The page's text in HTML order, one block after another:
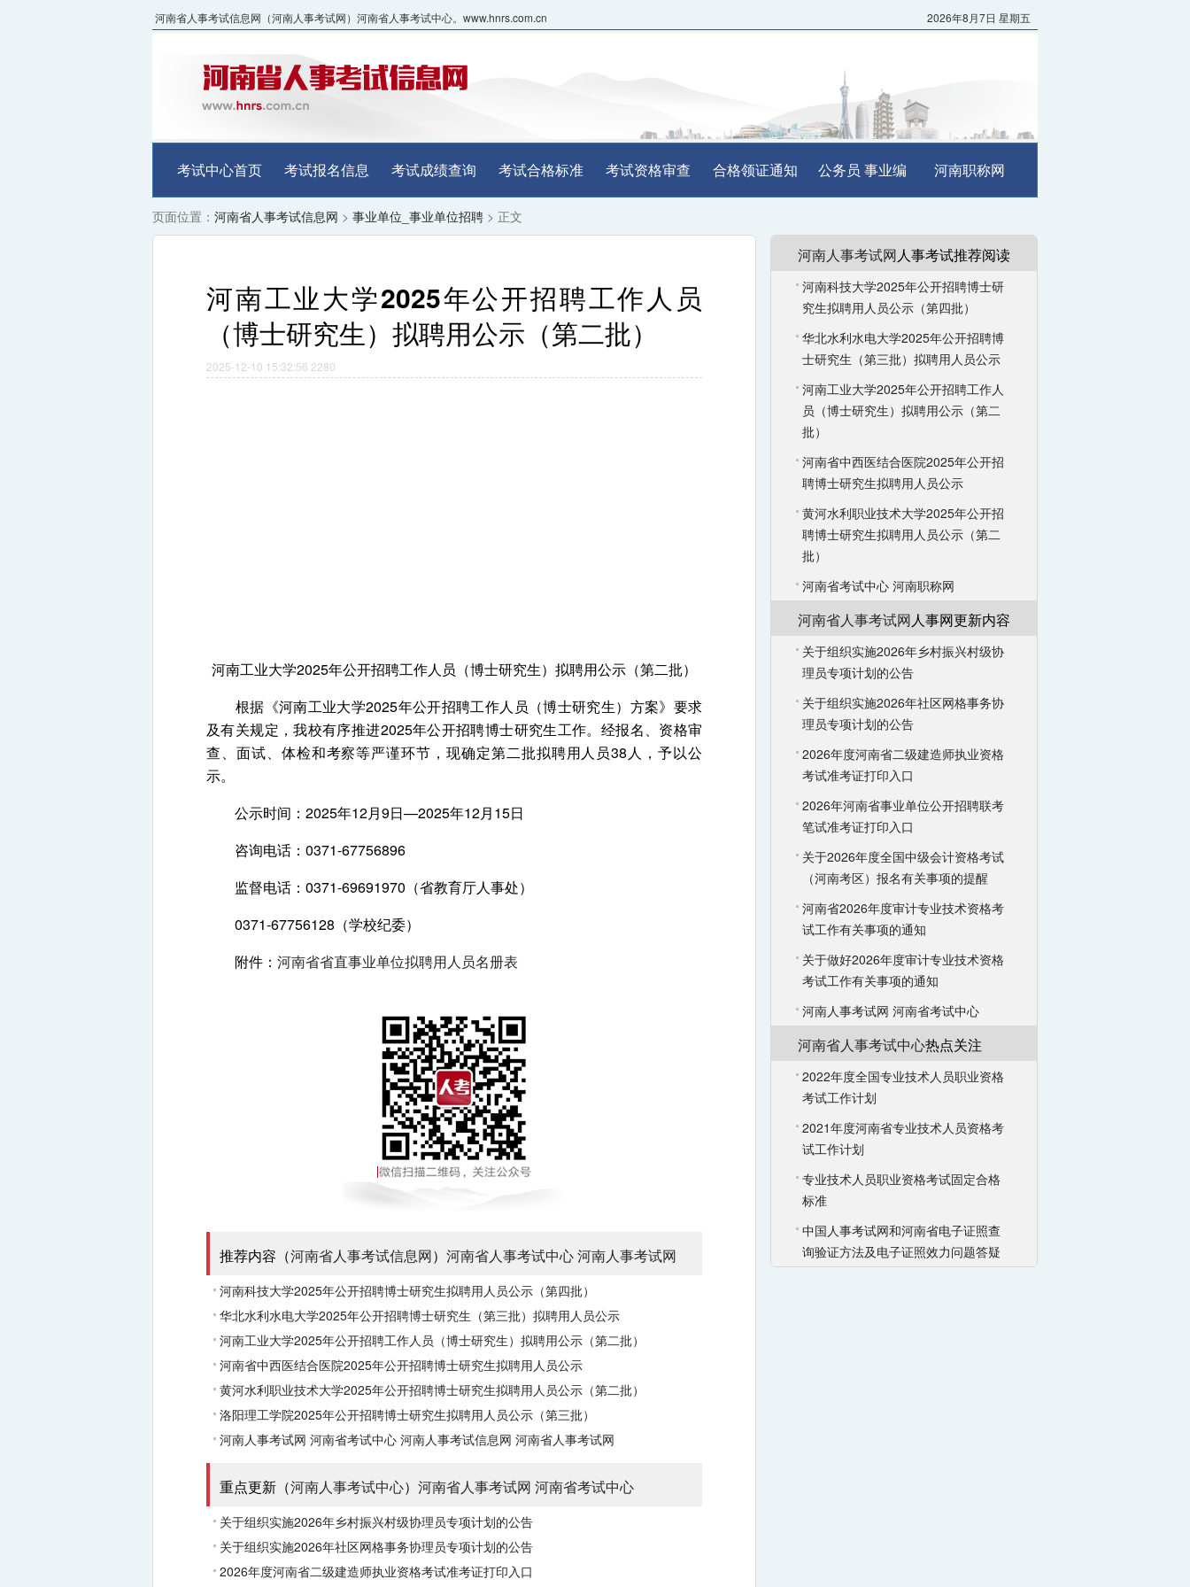
2026年8月7日 星期五
河南省人事考试信息网（河南人事考试网）河南省人事考试中心。www.hnrs.com.cn
考试中心首页 考试报名信息 考试成绩查询 考试合格标准 考试资格审查 合格领证通知 公务员 事业编 河南职称网
页面位置： 河南省人事考试信息网 > 事业单位_事业单位招聘 > 正文
河南工业大学2025年公开招聘工作人员
（博士研究生）拟聘用公示（第二批）
2025-12-10 15:32:56 2280
河南工业大学2025年公开招聘工作人员（博士研究生）拟聘用公示（第二批）
根据《河南工业大学2025年公开招聘工作人员（博士研究生）方案》要求
及有关规定，我校有序推进2025年公开招聘博士研究生工作。经报名、资格审
查、面试、体检和考察等严谨环节，现确定第二批拟聘用人员38人，予以公
示。
公示时间：2025年12月9日—2025年12月15日
咨询电话：0371-67756896
监督电话：0371-69691970（省教育厅人事处）
0371-67756128（学校纪委）
附件： 河南省省直事业单位拟聘用人员名册表
推荐内容（河南省人事考试信息网） 河南省人事考试中心河南人事考试网
河南科技大学2025年公开招聘博士研究生拟聘用人员公示（第四批）
华北水利水电大学2025年公开招聘博士研究生（第三批）拟聘用人员公示
河南工业大学2025年公开招聘工作人员（博士研究生）拟聘用公示（第二批）
河南省中西医结合医院2025年公开招聘博士研究生拟聘用人员公示
黄河水利职业技术大学2025年公开招聘博士研究生拟聘用人员公示（第二批）
洛阳理工学院2025年公开招聘博士研究生拟聘用人员公示（第三批）
河南人事考试网 河南省考试中心 河南人事考试信息网 河南省人事考试网
重点更新（河南人事考试中心） 河南省人事考试网 河南省考试中心
关于组织实施2026年乡村振兴村级协理员专项计划的公告
关于组织实施2026年社区网格事务协理员专项计划的公告
2026年度河南省二级建造师执业资格考试准考证打印入口
河南人事考试网人事考试推荐阅读
河南科技大学2025年公开招聘博士研
究生拟聘用人员公示（第四批）
华北水利水电大学2025年公开招聘博
士研究生（第三批）拟聘用人员公示
河南工业大学2025年公开招聘工作人
员（博士研究生）拟聘用公示（第二
批）
河南省中西医结合医院2025年公开招
聘博士研究生拟聘用人员公示
黄河水利职业技术大学2025年公开招
聘博士研究生拟聘用人员公示（第二
批）
河南省考试中心 河南职称网
河南省人事考试网人事网更新内容
关于组织实施2026年乡村振兴村级协
理员专项计划的公告
关于组织实施2026年社区网格事务协
理员专项计划的公告
2026年度河南省二级建造师执业资格
考试准考证打印入口
2026年河南省事业单位公开招聘联考
笔试准考证打印入口
关于2026年度全国中级会计资格考试
（河南考区）报名有关事项的提醒
河南省2026年度审计专业技术资格考
试工作有关事项的通知
关于做好2026年度审计专业技术资格
考试工作有关事项的通知
河南人事考试网 河南省考试中心
河南省人事考试中心热点关注
2022年度全国专业技术人员职业资格
考试工作计划
2021年度河南省专业技术人员资格考
试工作计划
专业技术人员职业资格考试固定合格
标准
中国人事考试网和河南省电子证照查
询验证方法及电子证照效力问题答疑